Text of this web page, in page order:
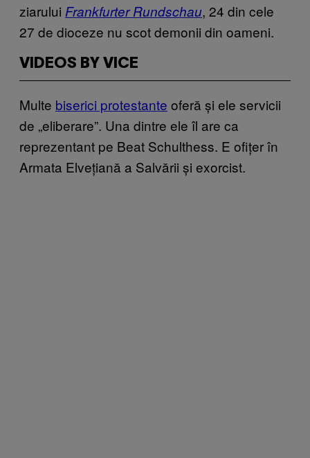
ziarului Frankfurter Rundschau, 24 din cele
27 de dioceze nu scot demonii din oameni.
VIDEOS BY VICE
Multe biserici protestante oferă și ele servicii
de „eliberare”. Una dintre ele îl are ca
reprezentant pe Beat Schulthess. E ofițer în
Armata Elvețiană a Salvării și exorcist.